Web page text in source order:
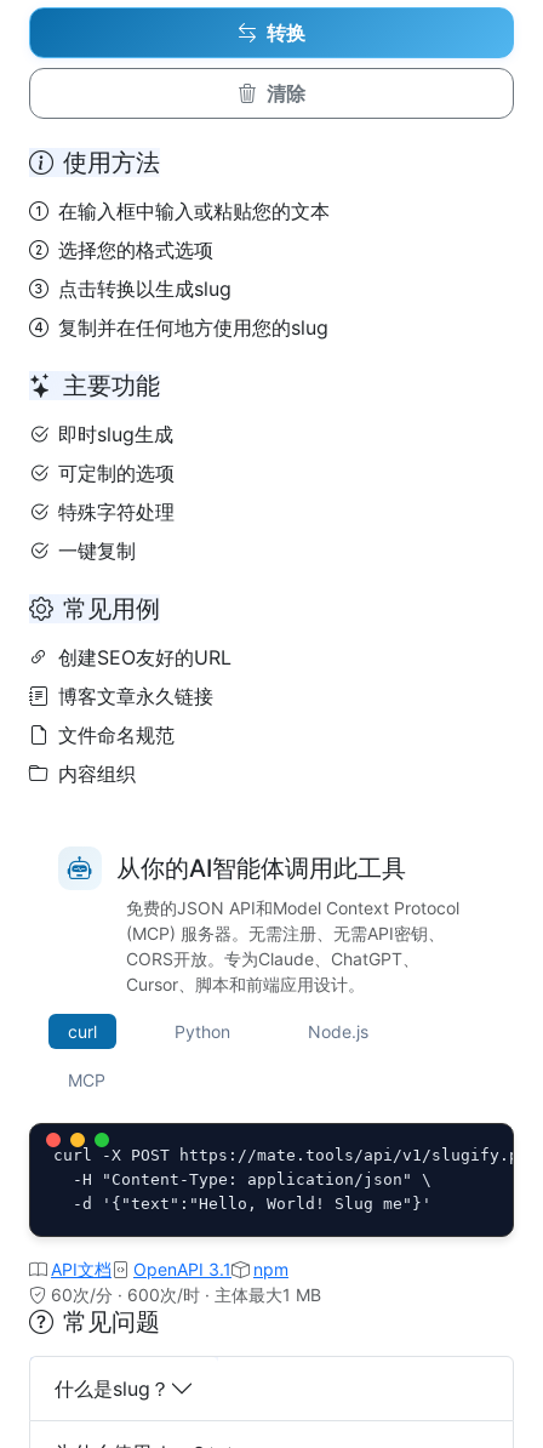
转换
清除
使用方法
在输入框中输入或粘贴您的文本
选择您的格式选项
点击转换以生成slug
复制并在任何地方使用您的slug
主要功能
即时slug生成
可定制的选项
特殊字符处理
一键复制
常见用例
创建SEO友好的URL
博客文章永久链接
文件命名规范
内容组织
从你的AI智能体调用此工具
免费的JSON API和Model Context Protocol
(MCP) 服务器。无需注册、无需API密钥、
CORS开放。专为Claude、ChatGPT、
Cursor、脚本和前端应用设计。
curl Python Node.js
MCP
curl -X POST https://mate.tools/api/v1/
  -H "Content-Type: application/json" \
  -d '{"text":"Hello, World! Slug me"}'
API文档 OpenAPI 3.1
npm
60次/分 · 600次/时 · 主体最大1 MB
常见问题
什么是slug？